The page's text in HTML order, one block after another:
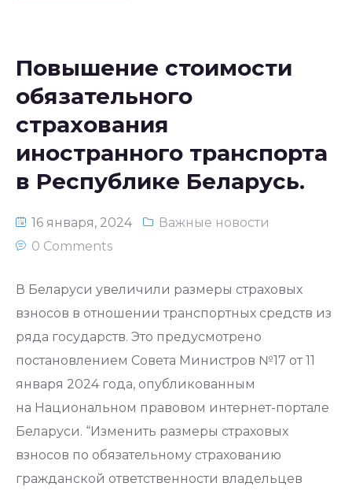
Повышение стоимости
обязательного
страхования
иностранного транспорта
в Республике Беларусь.
16 января, 2024
Важные новости
0 Comments
В Беларуси увеличили размеры страховых
взносов в отношении транспортных средств из
ряда государств. Это предусмотрено
постановлением Совета Министров №17 от 11
января 2024 года, опубликованным
на Национальном правовом интернет-портале
Беларуси. “Изменить размеры страховых
взносов по обязательному страхованию
гражданской ответственности владельцев